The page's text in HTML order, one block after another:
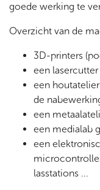
goede werking te
Overzicht van de
3D-printers
een lasercutter
een
de
een
een medialab
een
lasstations ...